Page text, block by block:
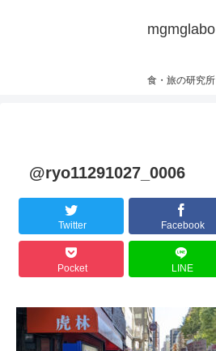
mgmglabo
食・旅の研究所
@ryo11291027_0006
Twitter Facebook
Pocket LINE